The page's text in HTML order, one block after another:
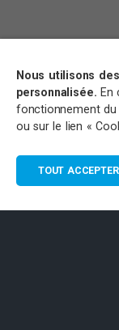
Nous utilisons
personnalisée. En
fonctionnement du
ou sur le lien «
TOUT ACCEPTER